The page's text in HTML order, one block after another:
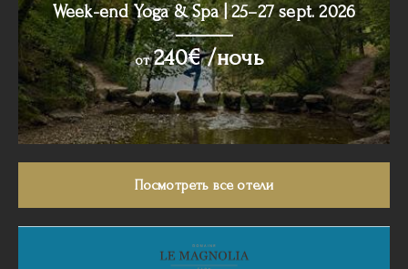
Week-end Yoga & Spa | 25–27 sept. 2026
oт240€ /ночь
Посмотреть все отели